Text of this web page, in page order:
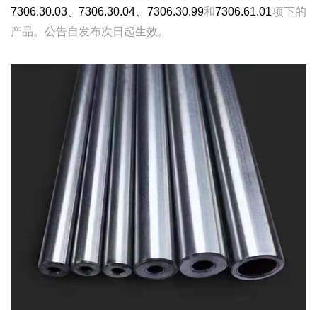
7306.30.03、7306.30.04、7306.30.99和7306.61.01项下的
产品。公告自发布次日起生效。